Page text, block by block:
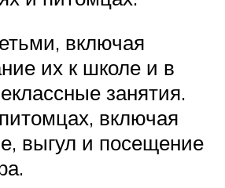
включая
их к школе и в
занятия.
включая
выгул и посещение